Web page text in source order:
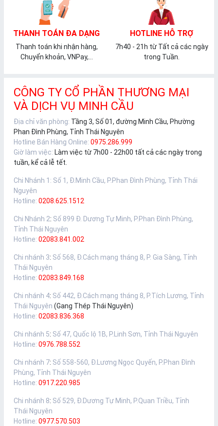
THANH TOÁN ĐA DẠNG
Thanh toán khi nhận hàng,
Chuyển khoản, VNPay,...
HOTLINE HỖ TRỢ
7h40 - 21h từ Tất cả các ngày
trong Tuần.
CÔNG TY CỔ PHẦN THƯƠNG MẠI
VÀ DỊCH VỤ MINH CẦU
Địa chỉ văn phòng: Tầng 3, Số 01, đường Minh Cầu, Phường
Phan Đình Phùng, Tỉnh Thái Nguyên
Hotline Bán Hàng Online: 0975.286.999
Giờ làm việc: Làm việc từ 7h00 - 22h00 tất cả các ngày trong
tuần, kể cả lễ tết.
Chi Nhánh 1 : Số 1, Đ.Minh Cầu, P.Phan Đình Phùng, Tỉnh Thái
Nguyên
Hotline: 0208.625.1512
Chi Nhánh 2: Số 899 Đ. Dương Tự Minh, P.Phan Đình Phùng,
Tỉnh Thái Nguyên
Hotline: 02083.841.002
Chi nhánh 3: Số 568, Đ.Cách mạng tháng 8, P. Gia Sàng, Tỉnh
Thái Nguyên
Hotline: 02083.849.168
Chi nhánh 4: Số 442, Đ.Cách mạng tháng 8, P.Tích Lương, Tỉnh
Thái Nguyên (Gang Thép Thái Nguyên)
Hotline: 02083.836.368
Chi nhánh 5: Số 47, Quốc lộ 1B, P.Linh Sơn, Tỉnh Thái Nguyên
Hotline: 0976.788.552
Chi nhánh 7: Số 558-560, Đ.Lương Ngọc Quyến, P.Phan Đình
Phùng, Tỉnh Thái Nguyên
Hotline: 0917.220.985
Chi nhánh 8: Số 529, Đ.Dương Tự Minh, P.Quan Triều, Tỉnh
Thái Nguyên
Hotline: 0977.570.503